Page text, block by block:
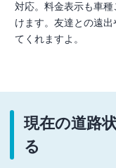
対応。料金表示も車
けます。友達との遠
てくれますよ。
現在の道路
る